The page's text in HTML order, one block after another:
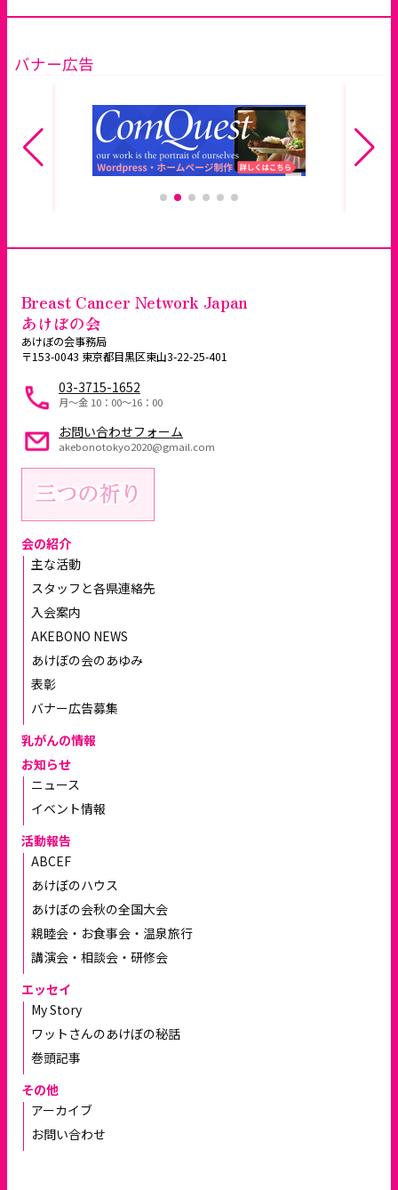
バナー広告
Breast Cancer Network Japan
あけぼの会
あけぼの会事務局
〒153-0043 東京都目黒区東山3-22-25-401
03-3715-1652
月～金 10：00〜16：00
お問い合わせフォーム
akebonotokyo2020@gmail.com
会の紹介
主な活動
スタッフと各県連絡先
入会案内
AKEBONO NEWS
あけぼの会のあゆみ
表彰
バナー広告募集
乳がんの情報
お知らせ
ニュース
イベント情報
活動報告
ABCEF
あけぼのハウス
あけぼの会秋の全国大会
親睦会・お食事会・温泉旅行
講演会・相談会・研修会
エッセイ
My Story
ワットさんのあけぼの秘話
巻頭記事
その他
アーカイブ
お問い合わせ